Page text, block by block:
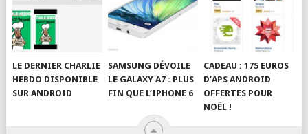
LE DERNIER CHARLIE
HEBDO DISPONIBLE
SUR ANDROID
SAMSUNG DÉVOILE
LE GALAXY A7 : PLUS
FIN QUE L’IPHONE 6
CADEAU : 175 EUROS
D’APS ANDROID
OFFERTES POUR
NOËL !